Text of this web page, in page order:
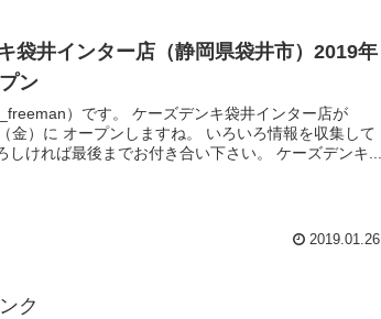
袋井インター店（静岡県袋井市）2019年
ン
。 ケーズデンキ袋井インター店が
ープンしますね。 いろいろ情報を収集して
みました。 よろしければ最後までお付き合い下さい。 ケーズデンキ...
2019.01.26
ク